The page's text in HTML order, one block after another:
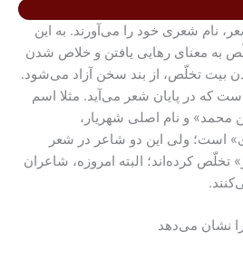
نام شعری خود را می‌آورند. به این
به معنای رهایی یافتن و خلاص شدن
بیت تخلّص، از بند سخن آزاد می‌شود.
که در پایان شعر می‌آید. مثلا اسم
و نام اصلی شهریار،
است؛ ولی این دو شاعر در شعر
کرده‌اند؛ البته امروزه، شاعران
نشان می‌دهد